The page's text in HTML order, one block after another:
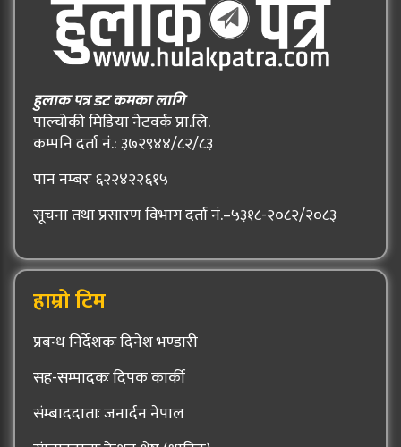
हुलाक पत्र डट कमका लागि
पाल्चोकी मिडिया नेटवर्क प्रा.लि.
कम्पनि दर्ता नं.: ३७२९४४/८२/८३
पान नम्बरः ६२२४२२६१५
सूचना तथा प्रसारण विभाग दर्ता नं.–५३१८-२०८२/२०८३
हाम्रो टिम
प्रबन्ध निर्देशकः दिनेश भण्डारी
सह-सम्पादकः दिपक कार्की
संम्बाददाताः जनार्दन नेपाल